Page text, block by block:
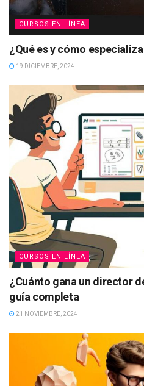
CURSOS EN LÍNEA
¿Qué es y cómo
19 DICIEMBRE, 2024
CURSOS EN LÍNEA
¿Cuánto gana un director
guía completa
21 NOVIEMBRE, 2024